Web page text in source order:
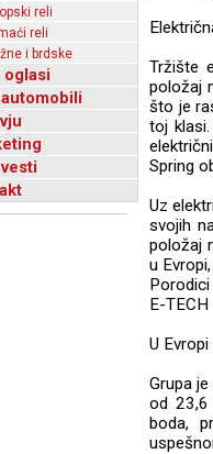
reli
reli
i brdske
oglasi
Tržište
položaj
što je
toj
Spring
Uz
svojih
položaj
u
E-
U Evropi
Grupa
od 23,6
boda,